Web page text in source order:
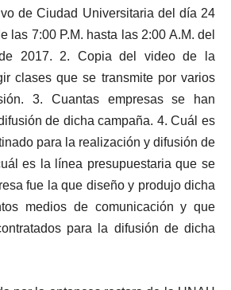
de Ciudad Universitaria del día 24
las 7:00 P.M. hasta las 2:00 A.M. del
2017. 2. Copia del video de la
clases que se transmite por varios
3. Cuantas empresas se han
de dicha campaña. 4. Cuál es
para la realización y difusión de
es la línea presupuestaria que se
fue la que diseño y produjo dicha
medios de comunicación y que
para la difusión de dicha